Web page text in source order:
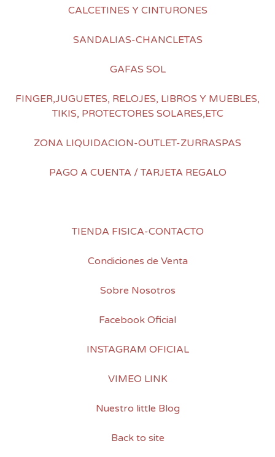
CALCETINES Y CINTURONES
SANDALIAS-CHANCLETAS
GAFAS SOL
FINGER,JUGUETES, RELOJES, LIBROS Y MUEBLES,
TIKIS, PROTECTORES SOLARES,ETC
ZONA LIQUIDACION-OUTLET-ZURRASPAS
PAGO A CUENTA / TARJETA REGALO
TIENDA FISICA-CONTACTO
Condiciones de Venta
Sobre Nosotros
Facebook Oficial
INSTAGRAM OFICIAL
VIMEO LINK
Nuestro little Blog
Back to site